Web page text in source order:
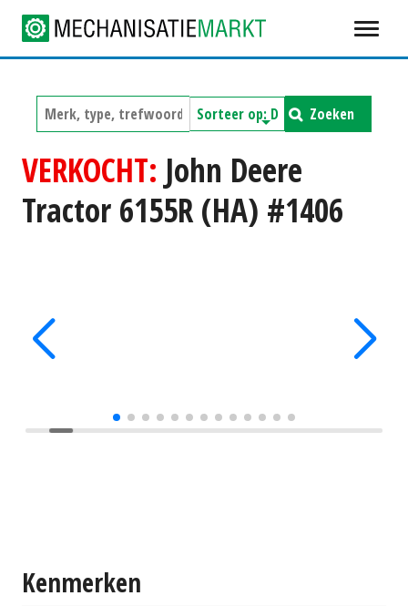
Zoeken
VERKOCHT: John Deere
Tractor 6155R (HA) #1406
Kenmerken